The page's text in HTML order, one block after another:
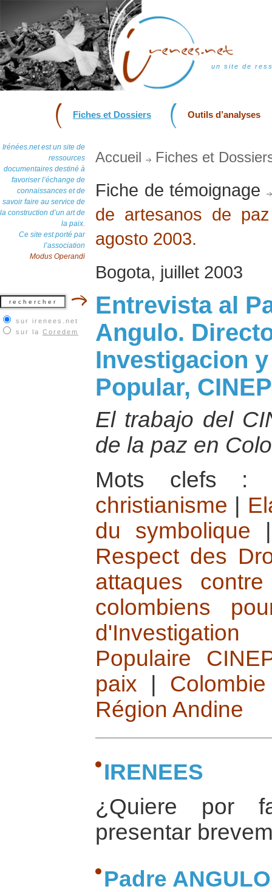
un site de
Fiches et Dossiers Outils d’analyses
Irénées.net est un site de
ressources
documentaires destiné à
favoriser l’échange de
connaissances et de
savoir faire au service de
la construction d’un art de
la paix.
Ce site est porté par
l’association
Modus Operandi
sur irenees.net
sur la Coredem
Accueil Fiches et
Fiche de témoignage
de artesanos de
agosto 2003.
Bogota, juillet 2003
Entrevista al
Angulo.
Investigacion
Popular, CINEP
El trabajo del
de la paz en
Mots clefs
christianisme
du symbolique
Respect des
attaques
colombiens
Populaire
paix
Colombie
Région Andine
IRENEES
¿Quiere por
presentar
Padre ANGULO